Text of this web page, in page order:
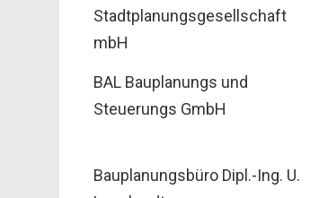
Stadtplanungsgesellschaft
mbH
BAL Bauplanungs und
Steuerungs GmbH
Bauplanungsbüro Dipl.-Ing. U.